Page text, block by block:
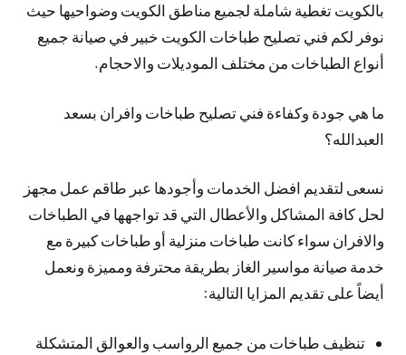
بالكويت تغطية شاملة لجميع مناطق الكويت وضواحيها حيث
نوفر لكم فني تصليح طباخات الكويت خبير في صيانة جميع
أنواع الطباخات من مختلف الموديلات والاحجام.
ما هي جودة وكفاءة فني تصليح طباخات وافران بسعد
العبدالله؟
نسعى لتقديم افضل الخدمات وأجودها عبر طاقم عمل مجهز
لحل كافة المشاكل والأعطال التي قد تواجهها في الطباخات
والافران سواء كانت طباخات منزلية أو طباخات كبيرة مع
خدمة صيانة مواسير الغاز بطريقة محترفة ومميزة ونعمل
أيضاً على تقديم المزايا التالية:
تنظيف طباخات من جميع الرواسب والعوالق المتشكلة